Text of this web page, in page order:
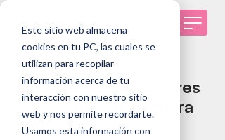
Este sitio web almacena
cookies en tu PC, las cuales se
utilizan para recopilar
información acerca de tu
interacción con nuestro sitio
web y nos permite recordarte.
Usamos esta información con
SELECCIÓN EN SALUD Y EDUCACIÓN
Identifica a los mejores
candidatos de manera
ágil